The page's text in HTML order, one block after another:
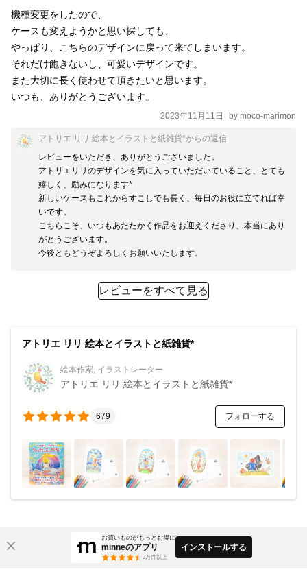
機種変更をしたので、
ケースも変えようかと思い探しても、
やっぱり、こちらのデザインに戻って来てしまいます。
それだけ飽きないし、可愛いデザインです。
また大切に長く使わせて頂きたいと思います。
いつも、ありがとうございます。
2023年11月11日 by moco-marimon
アトリエ リリ 絵本とイラストと紙雑貨*からの返信
レビューをいただき、ありがとうございました。
アトリエリリのデザインを気に入っていただいていること、とても
嬉しく、励みになります*
新しいケースもこれからすこしでも長く、毎日のお役に立てれば幸
いです。
こちらこそ、いつもあたたかく作品をお迎えくださり、本当にあり
がとうございます。
今後ともどうぞよろしくお願いいたします。
レビューをすべて見る
アトリエ リリ 絵本とイラストと紙雑貨*
絵本作家, イラストレーター
アトリエ リリ 絵本とイラストと紙雑貨*
679 フォローする
お買いものがもっとお得に
minneのアプリ
3万件以上
インストールする